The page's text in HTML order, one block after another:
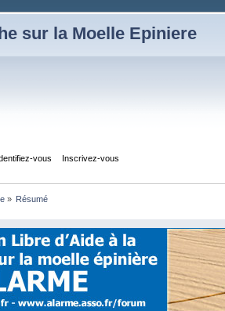
sur la Moelle Epiniere
vous Inscrivez-vous
» Résumé